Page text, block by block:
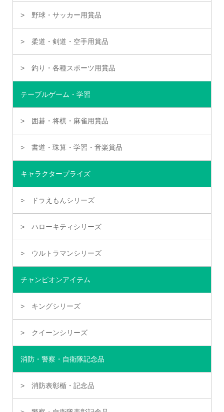
野球・サッカー用賞品
柔道・剣道・空手用賞品
釣り・各種スポーツ用賞品
テーブルゲーム・学習
囲碁・将棋・麻雀用賞品
書道・珠算・学習・音楽賞品
キャラクタープライズ
ドラえもんシリーズ
ハローキティシリーズ
ウルトラマンシリーズ
チャンピオンアイテム
キングシリーズ
クイーンシリーズ
消防・警察・自衛隊記念品
消防表彰楯・記念品